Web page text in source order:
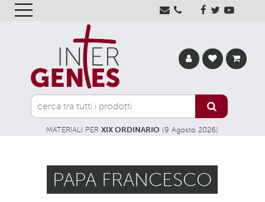
MATERIALI PERXIX ORDINARIO (9 Agosto 2026)
PAPA FRANCESCO